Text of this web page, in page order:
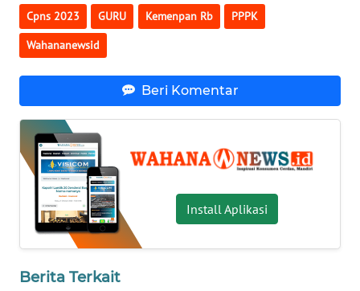
Cpns 2023 GURU Kemenpan Rb PPPK
Wahananewsid
Beri Komentar
Install Aplikasi
Berita Terkait
WN
KALTENG
WN
KALSEL
WN
KALTIM
WN